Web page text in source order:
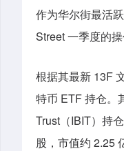
作为华尔街最活
Street 一季度的操
根据其最新 13F
特币 ETF 持仓。
Trust（IBIT）持
股，市值约 2.25